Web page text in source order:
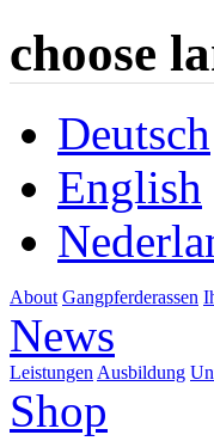
choose
Deutsch
English
About Gangpferderassen
News
LeistungenAusbildung
Shop